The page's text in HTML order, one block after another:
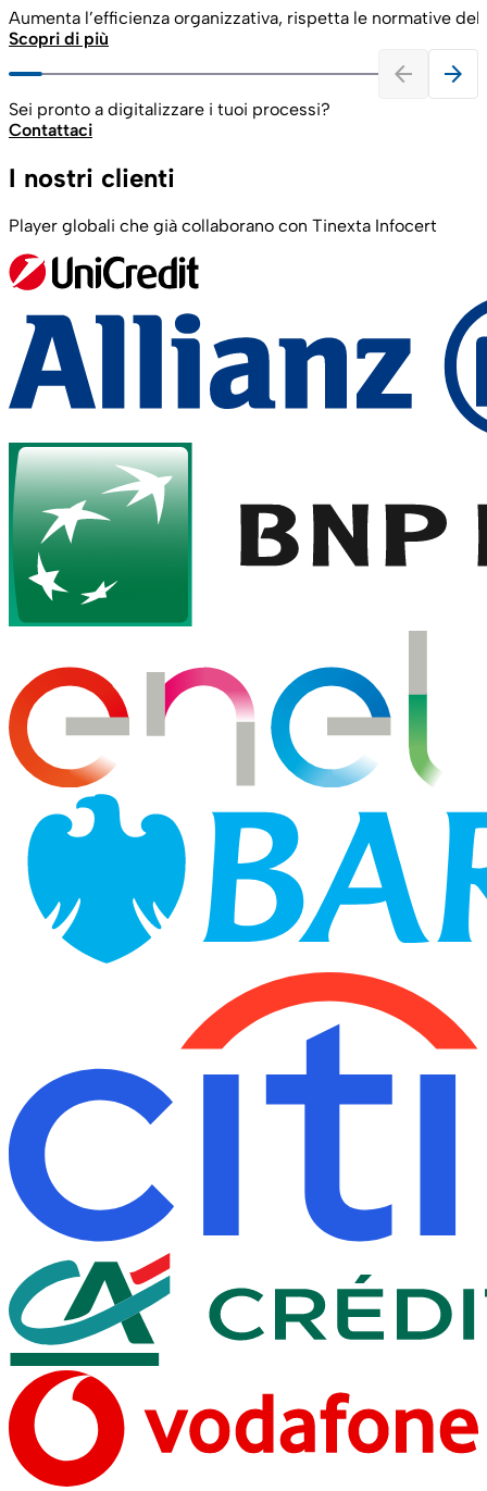
Aumenta l’efficienza organizzativa, rispetta le normative
Scopri di più
arrow_back arrow_forward
Sei pronto a digitalizzare i tuoi processi?
Contattaci
I nostri clienti
Player globali che già collaborano con Tinexta Infocert